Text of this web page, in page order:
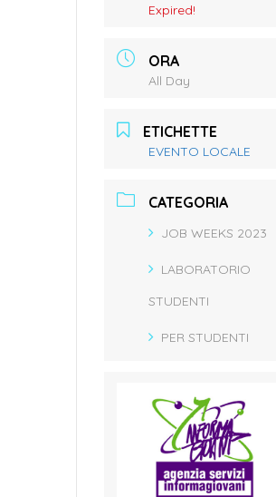
Expired!
ORA
All Day
ETICHETTE
EVENTO LOCALE
CATEGORIA
JOB WEEKS 2023
LABORATORIO
STUDENTI
PER STUDENTI